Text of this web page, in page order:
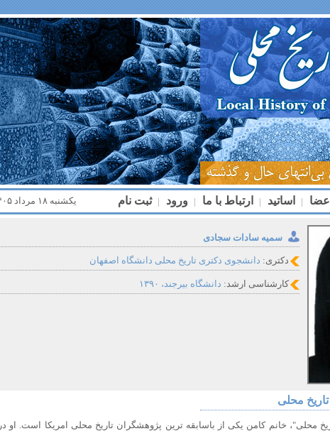
اعضا | اساتید | ارتباط با ما | ورود | ثبت نام یکشنبه ۱۸ مرداد ۱۴۰۵
سمیه سادات سجادی
دکتری: دانشجوی دکتری تاریخ محلی دانشگاه اصفهان
کارشناسی ارشد: دانشگاه بیرجند، ۱۳۹۰
محلی
محلی"، خانم کامن یکی از باسابقه ترین پژوهشگران تاریخ محلی امریکا است. او در